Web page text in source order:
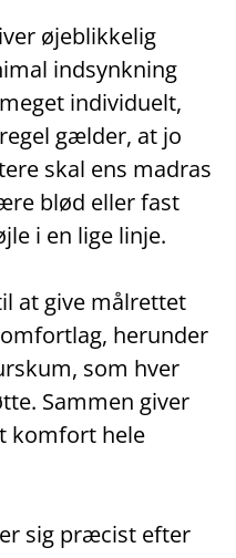
øjeblikkelig
indsynkning
individuelt,
gælder, at jo
skal ens madras
blød eller fast
i en lige linje.
at give målrettet
herunder
som hver
Sammen giver
komfort hele
sig præcist efter